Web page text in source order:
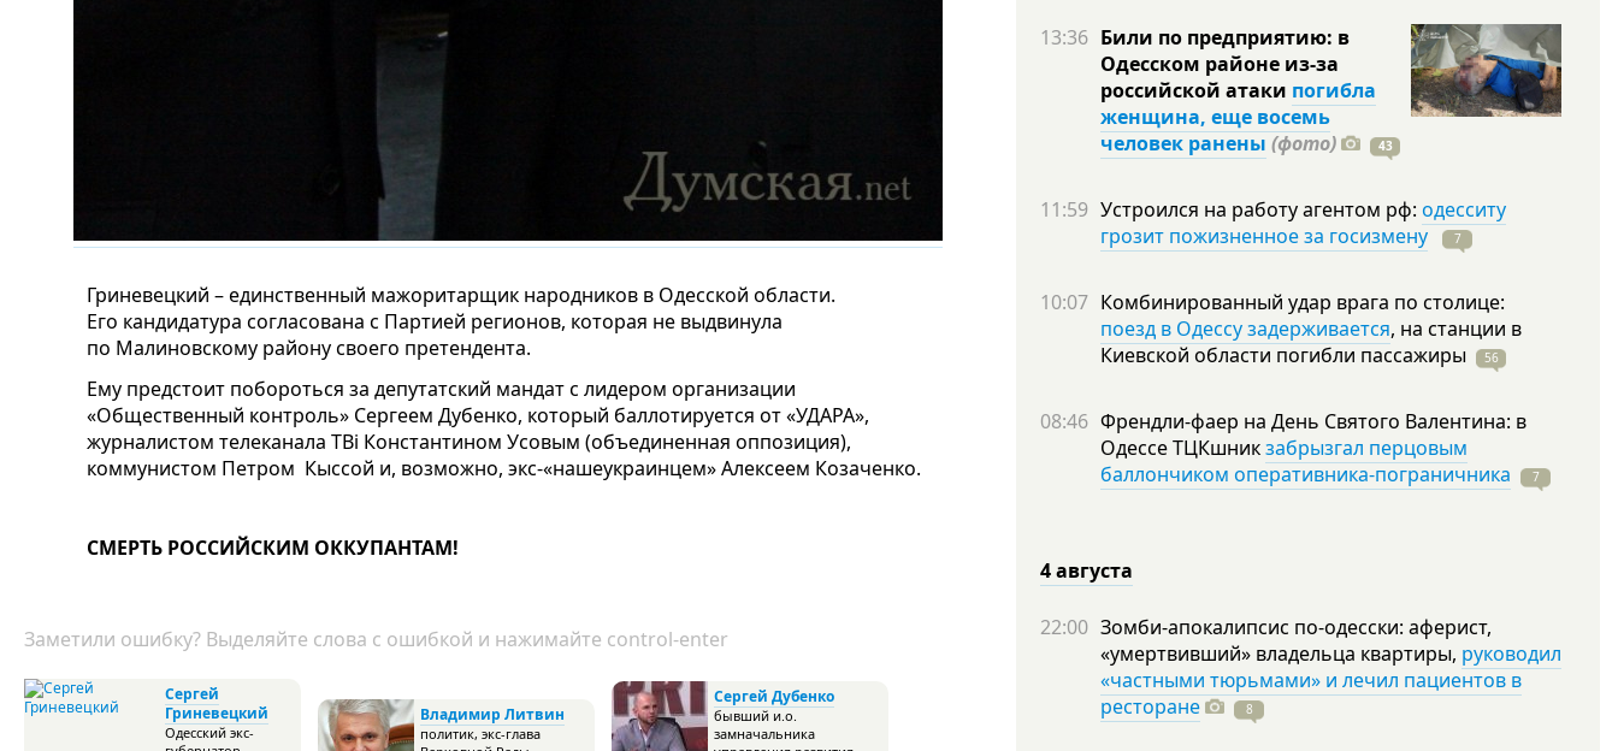
Гриневецкий – единственный мажоритарщик народников в Одесской области.
Его кандидатура согласована с Партией регионов, которая не выдвинула
по Малиновскому району своего претендента.
Ему предстоит побороться за депутатский мандат с лидером организации
«Общественный контроль» Сергеем Дубенко, который баллотируется от «УДАРА»,
журналистом телеканала ТВi Константином Усовым (объединенная оппозиция),
коммунистом Петром Кыссой и, возможно, экс-«нашеукраинцем» Алексеем Козаченко.
СМЕРТЬ РОССИЙСКИМ ОККУПАНТАМ!
Заметили ошибку? Выделяйте слова с ошибкой и нажимайте control-enter
Сергей
Гриневецкий
Одесский экс-
Владимир Литвин
политик, экс-глава
Сергей Дубенко
бывший и.о.
замначальника
13:36 Били по предприятию: в
Одесском районе из-за
российской атаки погибла
женщина, еще восемь
человек ранены (фото) 43
11:59 Устроился на работу агентом рф: одесситу
грозит пожизненное за госизмену
7
10:07 Комбинированный удар врага по столице:
поезд в Одессу задерживается, на станции в
Киевской области погибли пассажиры 56
08:46 Френдли-фаер на День Святого Валентина: в
Одессе ТЦКшникзабрызгал перцовым
баллончиком оперативника-пограничника
7
4 августа
22:00 Зомби-апокалипсис по-одесски: аферист,
«умертвивший» владельца квартиры, руководил
«частными тюрьмами» и лечил пациентов в
ресторане
8